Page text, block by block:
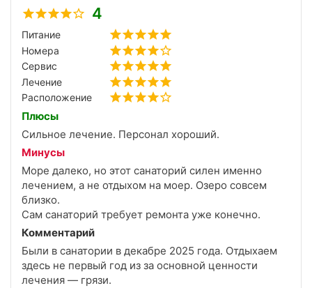
4
Питание
Номера
Сервис
Лечение
Расположение
Плюсы
Сильное лечение. Персонал хороший.
Минусы
Море далеко, но этот санаторий силен именно
лечением, а не отдыхом на моер. Озеро совсем
близко.
Сам санаторий требует ремонта уже конечно.
Комментарий
Были в санатории в декабре 2025 года. Отдыхаем
здесь не первый год из за основной ценности
лечения — грязи.